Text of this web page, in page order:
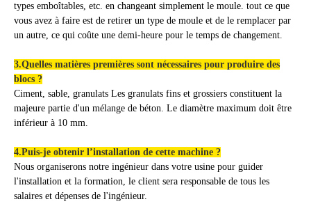
types emboîtables, etc. en changeant simplement le moule. tout ce que
vous avez à faire est de retirer un type de moule et de le remplacer par
un autre, ce qui coûte une demi-heure pour le temps de changement.
3.Quelles matières premières sont nécessaires pour produire des
blocs ?
Ciment, sable, granulats Les granulats fins et grossiers constituent la
majeure partie d'un mélange de béton. Le diamètre maximum doit être
inférieur à 10 mm.
4.Puis-je obtenir l’installation de cette machine ?
Nous organiserons notre ingénieur dans votre usine pour guider
l'installation et la formation, le client sera responsable de tous les
salaires et dépenses de l'ingénieur.